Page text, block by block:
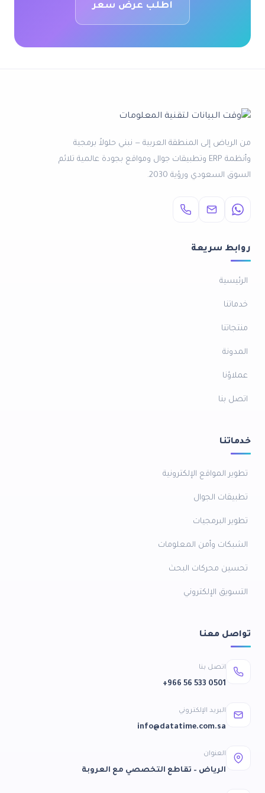
اطلب عرض سعر
من الرياض إلى المنطقة العربية — نبني حلولاً برمجية
وأنظمة ERP وتطبيقات جوال ومواقع بجودة عالمية تلائم
السوق السعودي ورؤية 2030.
روابط سريعة
الرئيسية
خدماتنا
منتجاتنا
المدونة
عملاؤنا
اتصل بنا
خدماتنا
تطوير المواقع الإلكترونية
تطبيقات الجوال
تطوير البرمجيات
الشبكات وأمن المعلومات
تحسين محركات البحث
التسويق الإلكتروني
تواصل معنا
اتصل بنا
+966 56 533 0501
البريد الإلكتروني
info@datatime.com.sa
العنوان
الرياض – تقاطع التخصصي مع العروبة